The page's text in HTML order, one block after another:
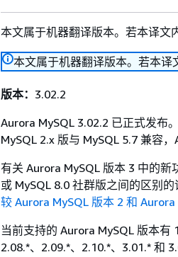
本文属于机器翻译版本。若本译文
本文属于机器翻译版本。若本译
版本： 3.02.2
Aurora MySQL 3.02.2 已正式发布
MySQL 2.x 版与 MySQL 5.7 兼容
有关 Aurora MySQL 版本 3 中的新
或 MySQL 8.0 社群版之间的区别
较 Aurora MySQL 版本 2 和 Aurora
当前支持的 Aurora MySQL 版本有
2.08.*、2.09.*、2.10.*、3.01.* 和